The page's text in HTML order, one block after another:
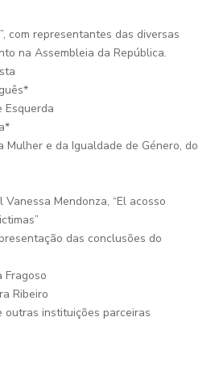
com representantes das diversas
na Assembleia da República.
Esquerda
Mulher e da Igualdade de Género, do
Mendonza, “El acosso
das conclusões do
Fragoso
Ribeiro
outras instituições parceiras